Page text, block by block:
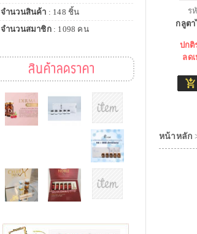
จำนวนสินค้า : 148 ชิ้น
จำนวนสมาชิก: 1098 คน
สินค้าลดราคา
ร
กลูตา
ปกติ
ลด
หน้าหลัก